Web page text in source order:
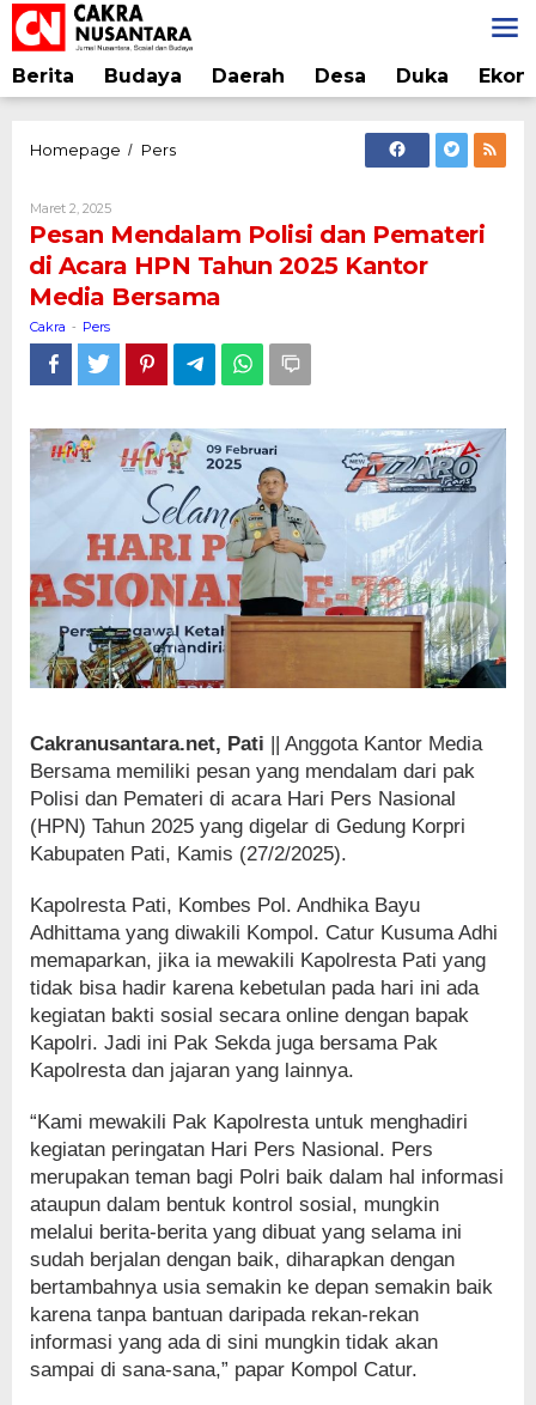
Lewati
ke
konten
Berita Budaya Daerah Desa Duka
Homepage / PersPesan
Pemateri
di
Acara
Tahun
2025
Kantor
Bersama
Maret 2, 2025Oleh
Cakra
Pesan Mendalam Polisi dan Pemateri
di Acara HPN Tahun 2025 Kantor
Media Bersama
Cakra - Pers
Cakranusantara.net, Pati || Anggota Kantor Media
Bersama memiliki pesan yang mendalam dari pak
Polisi dan Pemateri di acara Hari Pers Nasional
(HPN) Tahun 2025 yang digelar di Gedung Korpri
Kabupaten Pati, Kamis (27/2/2025).
Kapolresta Pati, Kombes Pol. Andhika Bayu
Adhittama yang diwakili Kompol. Catur Kusuma Adhi
memaparkan, jika ia mewakili Kapolresta Pati yang
tidak bisa hadir karena kebetulan pada hari ini ada
kegiatan bakti sosial secara online dengan bapak
Kapolri. Jadi ini Pak Sekda juga bersama Pak
Kapolresta dan jajaran yang lainnya.
“Kami mewakili Pak Kapolresta untuk menghadiri
kegiatan peringatan Hari Pers Nasional. Pers
merupakan teman bagi Polri baik dalam hal informasi
ataupun dalam bentuk kontrol sosial, mungkin
melalui berita-berita yang dibuat yang selama ini
sudah berjalan dengan baik, diharapkan dengan
bertambahnya usia semakin ke depan semakin baik
karena tanpa bantuan daripada rekan-rekan
informasi yang ada di sini mungkin tidak akan
sampai di sana-sana,” papar Kompol Catur.